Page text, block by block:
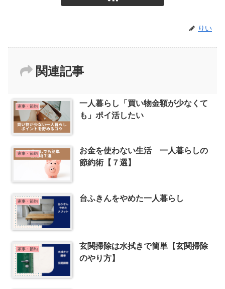
りい
関連記事
家事・節約
一人暮らし「買い物金額が少なくて
も」ポイ活したい
家事・節約
お金を使わない生活 一人暮らしの
節約術【７選】
家事・節約 台ふきんをやめた一人暮らし
家事・節約
玄関掃除は水拭きで簡単【玄関掃除
のやり方】